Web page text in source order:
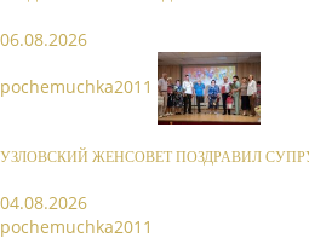
06.08.2026
pochemuchka2011
УЗЛОВСКИЙ ЖЕНСОВЕТ ПОЗДРАВИЛ
04.08.2026
pochemuchka2011